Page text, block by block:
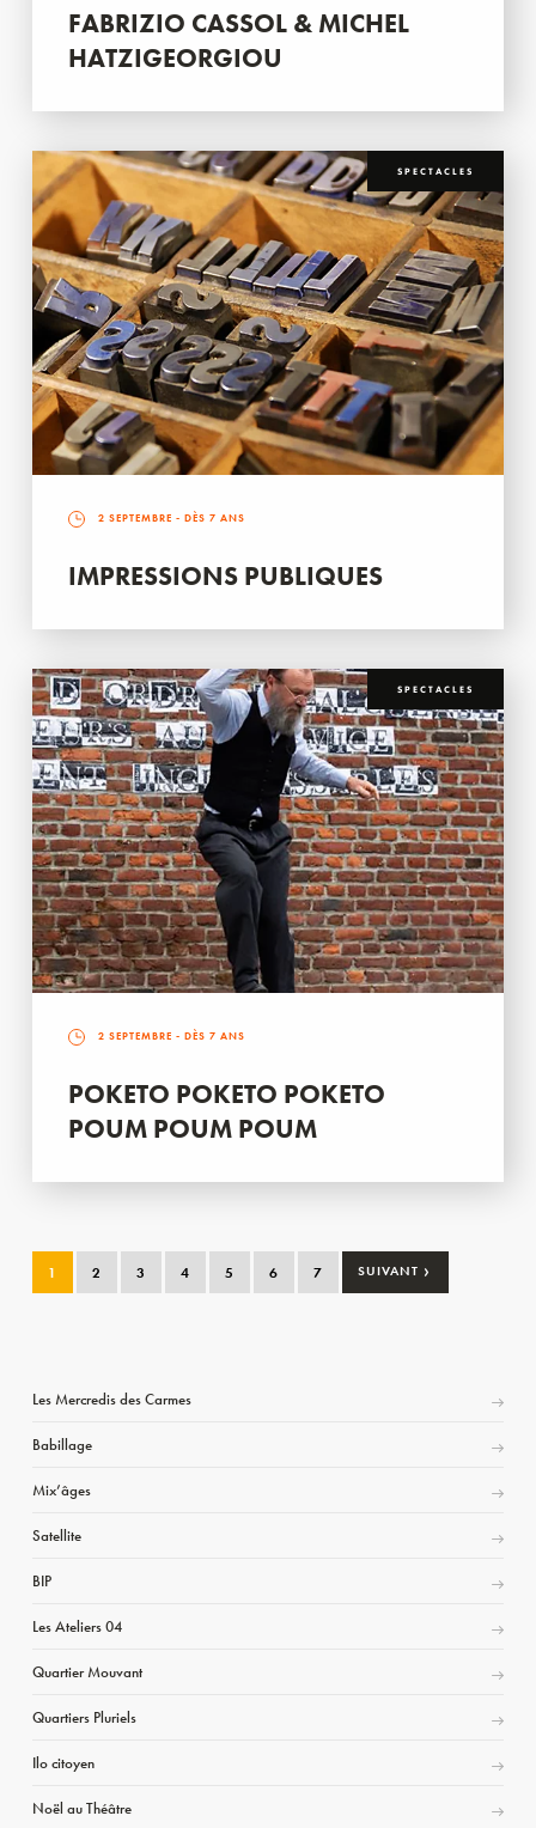
FABRIZIO CASSOL & MICHEL
HATZIGEORGIOU
SPECTACLES
2 SEPTEMBRE - DÈS 7 ANS
IMPRESSIONS PUBLIQUES
SPECTACLES
2 SEPTEMBRE - DÈS 7 ANS
POKETO POKETO POKETO
POUM POUM POUM
1 2 3 4 5 6 7 SUIVANT ›
Les Mercredis des Carmes
Babillage
Mix’âges
Satellite
BIP
Les Ateliers 04
Quartier Mouvant
Quartiers Pluriels
Ilo citoyen
Noël au Théâtre